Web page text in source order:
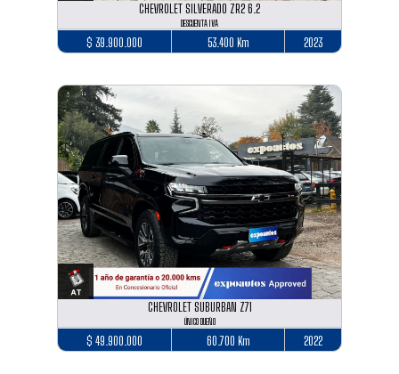
CHEVROLET SILVERADO ZR2 6.2
DESCUENTA IVA
$ 39.900.000 53.400 Km 2023
CHEVROLET SUBURBAN Z71
ÚNICO DUEÑO
$ 49.900.000 60.700 Km 2022